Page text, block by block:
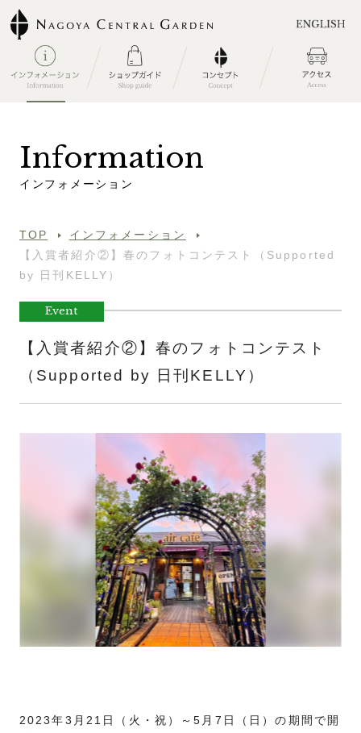
Information
イ ンフ ォ メ ーシ ョ ン
TOP
インフォメーション
【入賞者紹介②】春のフォトコンテスト（Supported
by 日刊KELLY）
Event
【入賞者紹介②】春のフォトコンテスト
（Supported by 日刊KELLY）
2023年3月21日（火・祝）～5月7日（日）の期間で開